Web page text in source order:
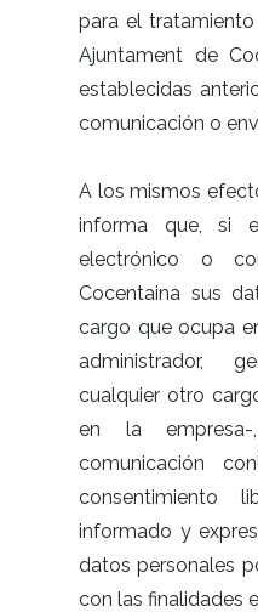
para el
Ajuntament de
establecidas
comunicación o
A los mismos
informa que, si
electrónico o
Cocentaina sus
cargo que ocupa
administrador,
cualquier otro
en la
comunicación
consentimiento
informado y
datos personales
con las finalidades